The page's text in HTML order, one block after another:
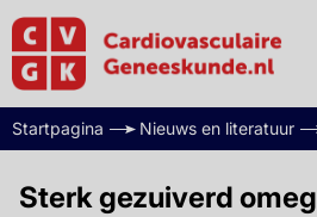
Startpagina Nieuws en literatuur
Sterk gezuiverd